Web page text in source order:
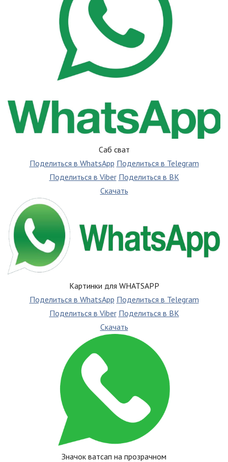
Саб сват
Поделиться в WhatsApp Поделиться в Telegram
Поделиться в Viber Поделиться в ВК
Скачать
Картинки для WHATSAPP
Поделиться в WhatsApp Поделиться в Telegram
Поделиться в Viber Поделиться в ВК
Скачать
Значок ватсап на прозрачном